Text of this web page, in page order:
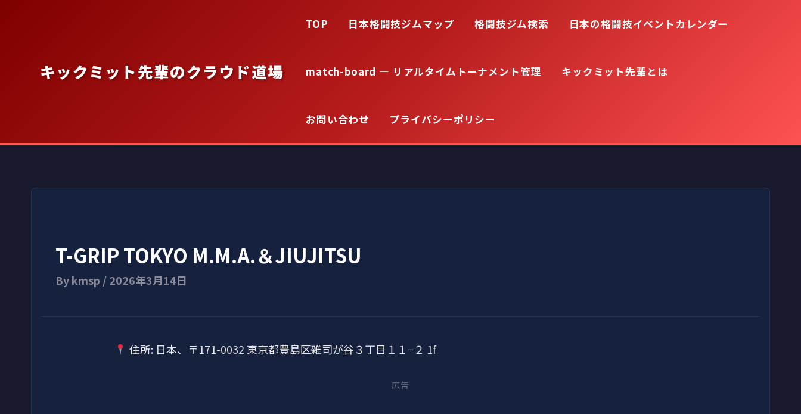
キックミット先輩のクラウド道場
TOP 日本格闘技ジムマップ 格闘技ジム検索 日本の格闘技イベントカレンダー
match-board — リアルタイムトーナメント管理 キックミット先輩とは
お問い合わせ プライバシーポリシー
T-GRIP TOKYO M.M.A.＆JIUJITSU
Bykmsp /2026年3月14日
住所: 日本、〒171-0032 東京都豊島区雑司が谷３丁目１１−２ 1f
広告